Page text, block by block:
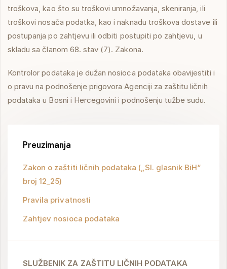
troškova, kao što su troškovi umnožavanja, skeniranja, ili
troškovi nosača podatka, kao i naknadu troškova dostave ili
postupanja po zahtjevu ili odbiti postupiti po zahtjevu, u
skladu sa članom 68. stav (7). Zakona.
Kontrolor podataka je dužan nosioca podataka obavijestiti i
o pravu na podnošenje prigovora Agenciji za zaštitu ličnih
podataka u Bosni i Hercegovini i podnošenju tužbe sudu.
Preuzimanja
Zakon o zaštiti ličnih podataka („Sl. glasnik BiH“
broj 12_25)
Pravila privatnosti
Zahtjev nosioca podataka
SLUŽBENIK ZA ZAŠTITU LIČNIH PODATAKA